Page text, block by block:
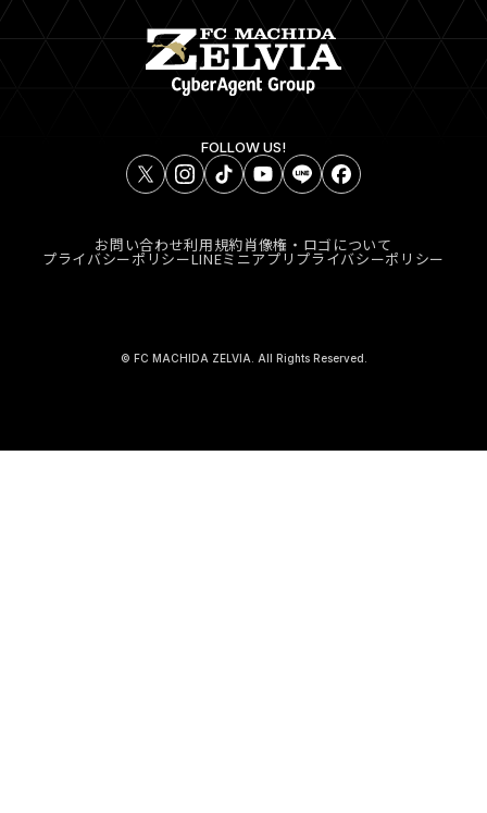
FOLLOW US!
お問い合わせ利用規約肖像権・ロゴについて
プライバシーポリシーLINEミニアプリプライバシーポリシー
© FC MACHIDA ZELVIA. All Rights Reserved.